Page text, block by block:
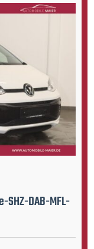
DAB-MFL-